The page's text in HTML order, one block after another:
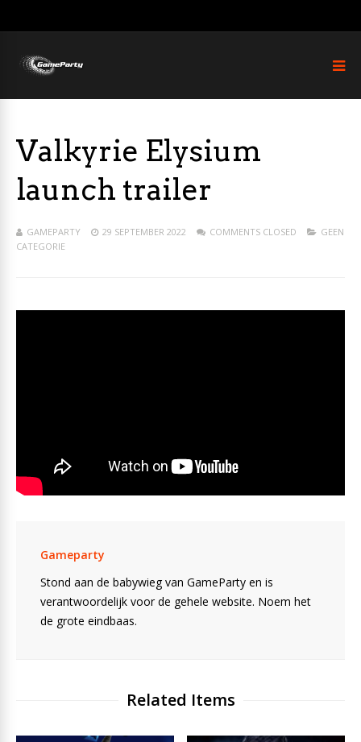
Valkyrie Elysium
launch trailer
GAMEPARTY 29 SEPTEMBER 2022 COMMENTS CLOSED
GEEN
CATEGORIE
Gameparty
Stond aan de babywieg van GameParty en is
verantwoordelijk voor de gehele website. Noem het
de grote eindbaas.
Related Items